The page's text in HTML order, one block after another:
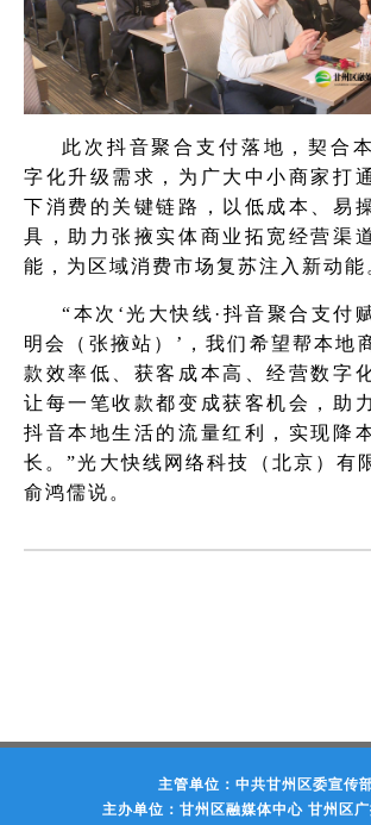
此次抖音聚合支付落地，契合
字化升级需求，为广大中小商家打
下消费的关键链路，以低成本、易
具，助力张掖实体商业拓宽经营渠
能，为区域消费市场复苏注入新动能
“本次‘光大快线·抖音聚合支付
明会（张掖站）’，我们希望帮本地
款效率低、获客成本高、经营数字
让每一笔收款都变成获客机会，助
抖音本地生活的流量红利，实现降
长。”光大快线网络科技（北京）有
俞鸿儒说。
主管单位：中共甘州区委宣传
主办单位：甘州区融媒体中心 甘州区